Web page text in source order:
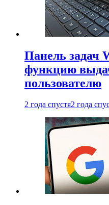
Панель задач
функцию
пользователю
2 года спустя2 года